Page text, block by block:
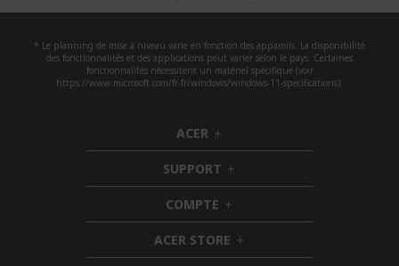
* Le planning de mise à niveau varie en fonction des appareils. La disponibilité
des fonctionnalités et des applications peut varier selon le pays. Certaines
fonctionnalités nécessitent un matériel spécifique (voir
https://www.microsoft.com/fr-fr/windows/windows-11-specifications).
ACER h
i
d
d
e
n
SUPPORT h
i
d
d
e
n
COMPTE h
i
d
d
ACER STORE h
i